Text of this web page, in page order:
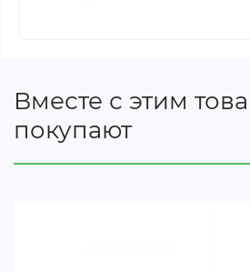
Вместе с этим
покупают